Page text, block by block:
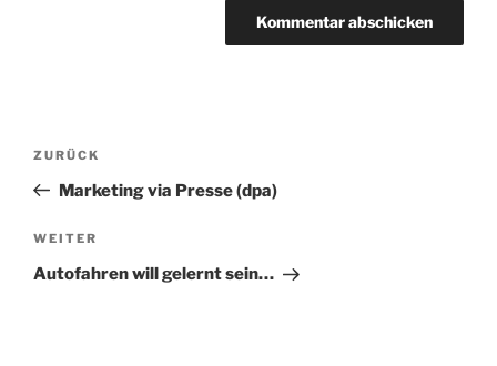
Beitragsnavigation
Vorheriger
Beitrag
ZURÜCK
Marketing via Presse (dpa)
Nächster
Beitrag
WEITER
Autofahren will gelernt sein…